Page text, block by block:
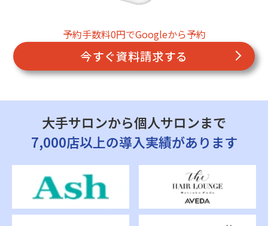
予約手数料0円でGoogleから予約
今すぐ資料請求する
大手サロンから個人サロンまで
7,000店以上の導入実績があります